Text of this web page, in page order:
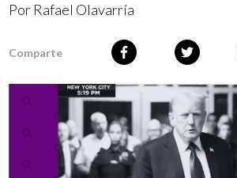
Por Rafael Olavarría
Comparte